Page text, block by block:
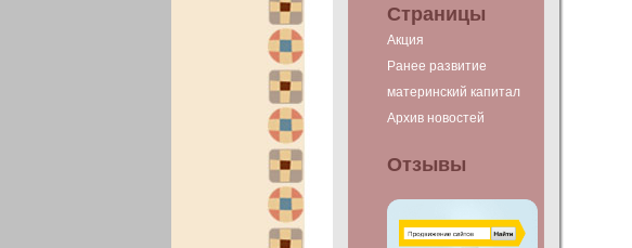
Страницы
Акция
Ранее развитие
материнский капитал
Архив новостей
Отзывы